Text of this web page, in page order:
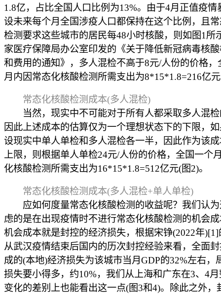
1.8亿，占比全国人口比例为13%。由于4月正值疫情
设未来每个月全国涉疫人口都保持在这个比例，且
检测要求这些城市的居民每48小时核酸，则如图1所
家医疗保障局办公室印发的《关于降低新冠病毒核
和费用的通知》，多人混检不高于8元/人份的价格，
月内因常态化核酸检测所需支出为8*15*1.8=216亿
常态化核酸检测成本(多人混检)
当然，现实中不可能对于所有人都采取多人混检
因此上述成本的估算仅为一个理想状态下的下限，
设现实中单人单检和多人混检各一半，因此作为该
上限，则根据单人单检24元/人份的价格，全国一个
化核酸检测所需支出为16*15*1.8=512亿元(图2)。
常态化核酸检测成本(多人混检+单人单检)
应如何度量常态化核酸检测的收益呢？我们认为
虑的是在出现疫情时不进行常态化核酸检测的机会
机会成本就是封控的经济损失，根据宋铮(2022年
从武汉疫情结束后国内的历次封控经验来看，全面
成的(本地)经济损失为该城市当月GDP的32%左右，
损失要小得多，约10%，我们从上海和广东在3、4
变化的差别上也能看出这一点(图3和4)。除此之外，